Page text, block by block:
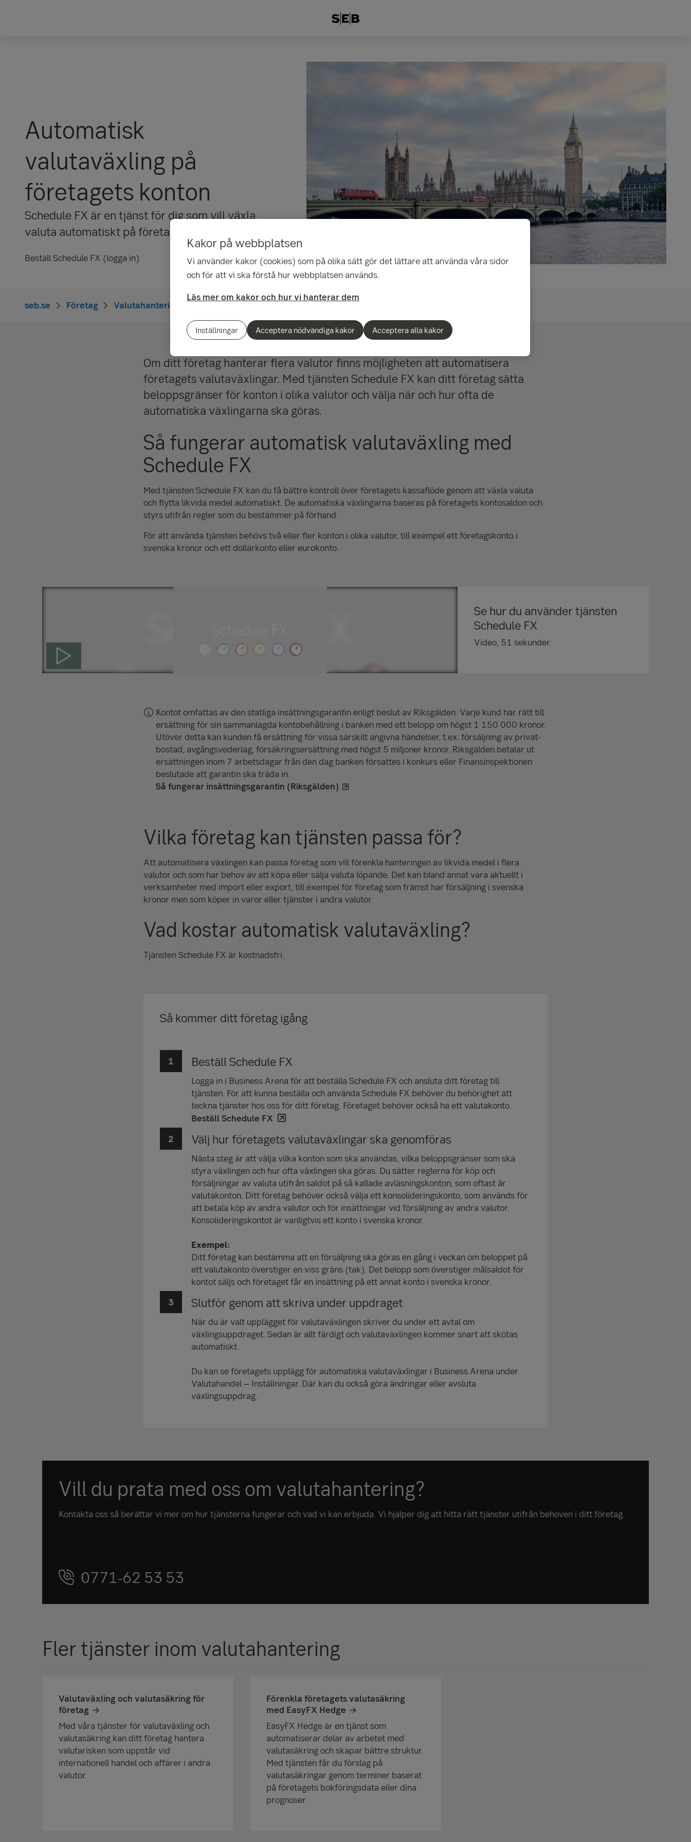
Automatisk
valutaväxling på
företagets konton
Schedule FX är en tjänst för dig som vill växla
valuta automatiskt på företagets konton hos oss.
Beställ Schedule FX (logga in)
seb.se Företag Valutahantering och internationell handel Valutahantering
Om ditt företag hanterar flera valutor finns möjligheten att automatisera
företagets valutaväxlingar. Med tjänsten Schedule FX kan ditt företag sätta
beloppsgränser för konton i olika valutor och välja när och hur ofta de
automatiska växlingarna ska göras.
Så fungerar automatisk valutaväxling med
Schedule FX
Med tjänsten Schedule FX kan du få bättre kontroll över företagets kassaflöde genom att växla valuta
och flytta likvida medel automatiskt. De automatiska växlingarna baseras på företagets kontosaldon och
styrs utifrån regler som du bestämmer på förhand.
För att använda tjänsten behövs två eller fler konton i olika valutor, till exempel ett företagskonto i
svenska kronor och ett dollarkonto eller eurokonto.
Se hur du använder tjänsten
Schedule FX
Video, 51 sekunder.
Kontot omfattas av den statliga insättnings­garantin enligt beslut av Riksgälden. Varje kund har rätt till
ersättning för sin samman­lagda konto­behållning i banken med ett belopp om högst 1 150 000 kronor.
Utöver detta kan kunden få ersättning för vissa särskilt angivna händelser, t.ex. försäljning av privat­
bostad, avgångs­vederlag, försäkrings­ersättning med högst 5 miljoner kronor. Riksgälden betalar ut
ersättningen inom 7 arbets­dagar från den dag banken försattes i konkurs eller Finans­inspek­tionen
beslutade att garantin ska träda in.
Så fungerar insättningsgarantin (Riksgälden)
Vilka företag kan tjänsten passa för?
Att automatisera växlingen kan passa företag som vill förenkla hanteringen av likvida medel i flera
valutor och som har behov av att köpa eller sälja valuta löpande. Det kan bland annat vara aktuellt i
verksamheter med import eller export, till exempel för företag som främst har försäljning i svenska
kronor men som köper in varor eller tjänster i andra valutor.
Vad kostar automatisk valutaväxling?
Tjänsten Schedule FX är kostnadsfri.
Så kommer ditt företag igång
Beställ Schedule FX
Logga in i Business Arena för att beställa Schedule FX och ansluta ditt företag till
tjänsten. För att kunna beställa och använda Schedule FX behöver du behörighet att
teckna tjänster hos oss för ditt företag. Företaget behöver också ha ett valutakonto.
Beställ Schedule FX
Välj hur företagets valutaväxlingar ska genomföras
Nästa steg är att välja vilka konton som ska användas, vilka beloppsgränser som ska
styra växlingen och hur ofta växlingen ska göras. Du sätter reglerna för köp och
försäljningar av valuta utifrån saldot på så kallade avläsningskonton, som oftast är
valutakonton. Ditt företag behöver också välja ett konsolideringskonto, som används för
att betala köp av andra valutor och för insättningar vid försäljning av andra valutor.
Konsolideringskontot är vanligtvis ett konto i svenska kronor.
Exempel:
Ditt företag kan bestämma att en försäljning ska göras en gång i veckan om beloppet på
ett valutakonto överstiger en viss gräns (tak). Det belopp som överstiger målsaldot för
kontot säljs och företaget får en insättning på ett annat konto i svenska kronor.
Slutför genom att skriva under uppdraget
När du är valt upplägget för valutaväxlingen skriver du under ett avtal om
växlingsuppdraget. Sedan är allt färdigt och valutaväxlingen kommer snart att skötas
automatiskt.
Du kan se företagets upplägg för automatiska valutaväxlingar i Business Arena under
Valutahandel – Inställningar. Där kan du också göra ändringar eller avsluta
växlingsuppdrag.
Vill du prata med oss om valutahantering?
Kontakta oss så berättar vi mer om hur tjänsterna fungerar och vad vi kan erbjuda. Vi hjälper dig att hitta rätt tjänster utifrån behoven i ditt företag.
0771-62 53 53
Fler tjänster inom valutahantering
Valutaväxling och valutasäkring för
företag
Med våra tjänster för valutaväxling och
valutasäkring kan ditt företag hantera
valutarisken som uppstår vid
internationell handel och affärer i andra
valutor.
Förenkla företagets valutasäkring
med EasyFX Hedge
EasyFX Hedge är en tjänst som
automatiserar delar av arbetet med
valutasäkring och skapar bättre struktur.
Med tjänsten får du förslag på
valutasäkringar genom terminer baserat
på företagets bokföringsdata eller dina
prognoser.
Kakor på webbplatsen
Vi använder kakor (cookies) som på olika sätt gör det lättare att använda våra sidor
och för att vi ska förstå hur webbplatsen används.
Läs mer om kakor och hur vi hanterar dem
Inställningar Acceptera nödvändiga kakor Acceptera alla kakor